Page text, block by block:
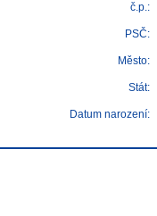
č.p.:
PSČ:
Město:
Stát:
Datum narození: